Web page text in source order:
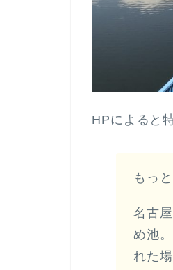
HPによると
もっ
名古
め池
れた